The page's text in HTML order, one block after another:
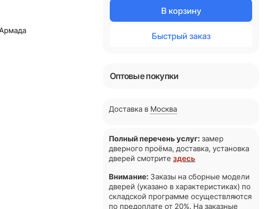
В корзину
Быстрый заказ
Оптовые покупки
Доставка в Москва
Полный перечень услуг: замер
дверного проёма, доставка, установка
дверей смотрите здесь
Внимание: Заказы на сборные модели
дверей (указано в характеристиках) по
складской программе осуществляются
по предоплате от 20%. На заказные